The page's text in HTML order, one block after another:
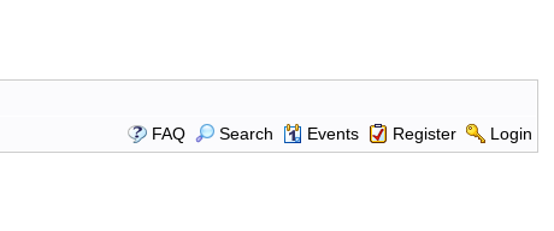
FAQ
Search Events Register Login